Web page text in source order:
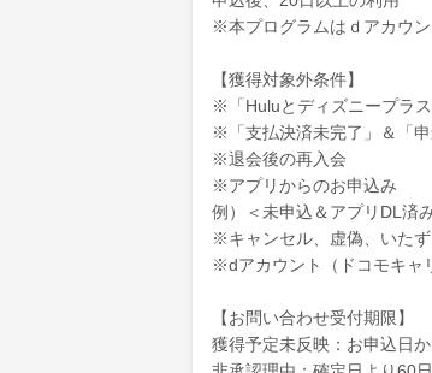
※本プログラムはｄアカウン
【獲得対象外条件】
※「Huluとディズニープラ
※「支払決済未完了」＆「
※退会後の再入会
※アプリからのお申込み
例）＜未申込＆アプリDL済
※キャンセル、虚偽、いた
※dアカウント（ドコモキャ
【お問い合わせ受付期限】
獲得予定未反映：お申込日